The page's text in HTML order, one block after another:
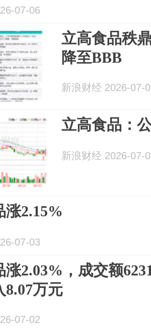
07-06
立高食品秩
降至BBB
新浪财经 2026-07-
立高食品：
新浪财经 2026-07-
涨2.15%
07-03
涨2.03%，成交额
8.07万元
07-02